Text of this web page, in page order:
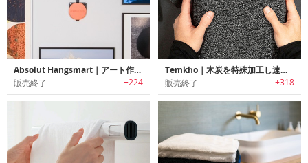
Absolut Hangsmart｜アート作品をツールやメジャー不要で簡単にディスプレイ可能なウォールマウントデバイス「アブソルートハングスマート」
販売終了 +224
Temkho｜木炭を特殊加工し速乾燥・抗菌防臭効果に優れたチャコールタオル
販売終了 +318